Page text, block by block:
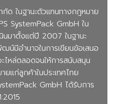
ในฐานะตัวแทนทางกฎหมาย
SystemPack GmbH ใน
นินมาตั้งแต่ปี 2007 ในฐานะ
มีอำนาจในการเขียนข้อเสนอ
ไหล่ตลอดจนให้การสนับสนุน
ยแก่ลูกค้าในประเทศไทย
GmbH ได้รับการ